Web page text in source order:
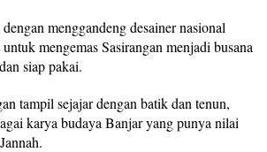
menggandeng desainer nasional
mengemas Sasirangan menjadi busana
siap pakai.
tampil sejajar dengan batik dan tenun,
karya budaya Banjar yang punya nilai